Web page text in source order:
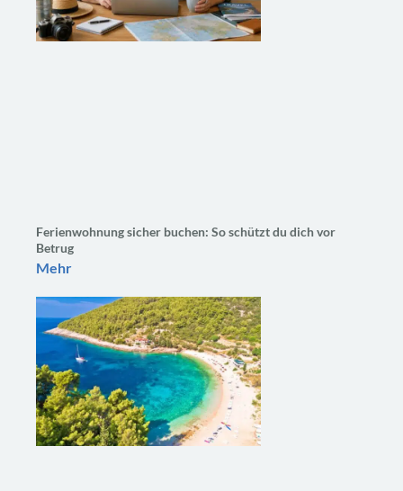
Ferienwohnung sicher buchen: So schützt du dich vor
Betrug
Mehr